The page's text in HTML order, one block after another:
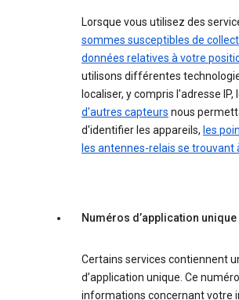
Lorsque vous utilisez des
sommes susceptibles de
données relatives à votre
utilisons différentes
localiser, y compris l'adresse IP,
d'autres capteurs nous
d'identifier les appareils, les
les antennes-relais se trouvant
Numéros d’application unique
Certains services contiennent
d’application unique. Ce
informations concernant votre